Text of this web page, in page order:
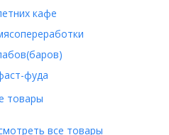
товары
кафе
фуда
все товары